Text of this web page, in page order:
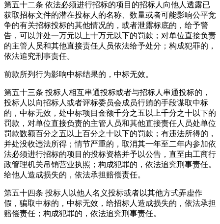
第五十二条 依法必须进行招标的项目的招标人向他人透露已
获取招标文件的潜在投标人的名称、数量或者可能影响公平竞
争的有关招标投标的其他情况的，或者泄露标底的，给予警
告，可以并处一万元以上十万元以下的罚款；对单位直接负责
的主管人员和其他直接责任人员依法给予处分；构成犯罪的，
依法追究刑事责任。
前款所列行为影响中标结果的，中标无效。
第五十三条 投标人相互串通投标或者与招标人串通投标的，
投标人以向招标人或者评标委员会成员行贿的手段谋取中标
的，中标无效，处中标项目金额千分之五以上千分之十以下的
罚款，对单位直接负责的主管人员和其他直接责任人员处单位
罚款数额百分之五以上百分之十以下的罚款；有违法所得的，
并处没收违法所得；情节严重的，取消其一年至二年内参加依
法必须进行招标的项目的投标资格并予以公告，直至由工商行
政管理机关吊销营业执照；构成犯罪的，依法追究刑事责任。
给他人造成损失的，依法承担赔偿责任。
第五十四条 投标人以他人名义投标或者以其他方式弄虚作
假，骗取中标的，中标无效，给招标人造成损失的，依法承担
赔偿责任；构成犯罪的，依法追究刑事责任。